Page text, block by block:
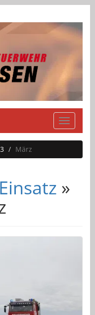
März
Einsatz »